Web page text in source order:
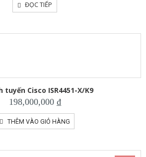
ĐỌC TIẾP
tuyến Cisco ISR4451-X/K9
198,000,000 ₫
THÊM VÀO GIỎ HÀNG